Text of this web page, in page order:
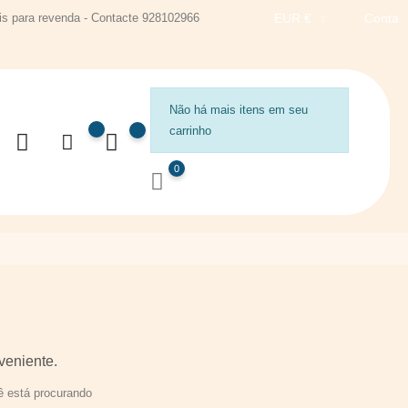
para revenda - Contacte 928102966 EUR € Conta
Não há mais itens em seu
carrinho
0
está procurando